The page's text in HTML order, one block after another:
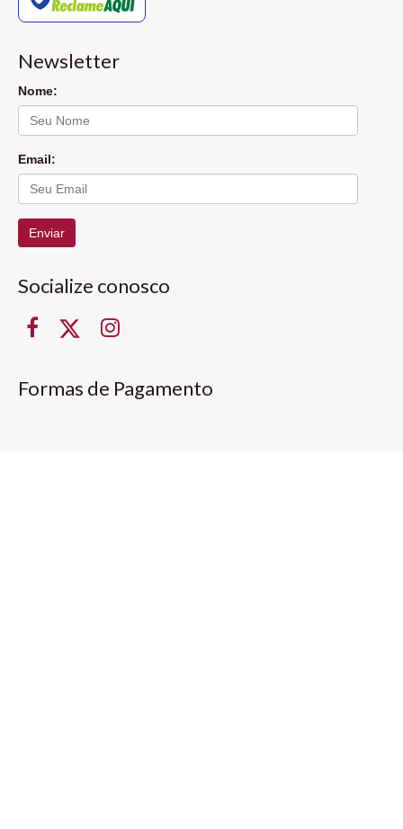
Newsletter
Nome:
Email:
Enviar
Socialize conosco
Formas de Pagamento